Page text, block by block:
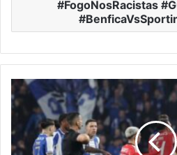
#FogoNosRacistas